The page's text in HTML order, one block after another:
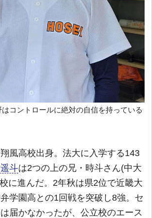
コントロールに絶対の自信を持っている
風高校出身。法大に入学する143
斗は2つの上の兄・時斗さん(中大
に進んだ。2年秋は県2位で近畿大
学園高との1回戦を突破し8強。セ
届かなかったが、公立校のエース